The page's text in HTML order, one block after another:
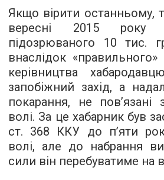
Якщо вірити останньому,
вересні 2015 року
підозрюваного 10 тис.
внаслідок «правильного»
керівництва
запобіжний захід, а
покарання, не пов’язані
волі. За це хабарник був
ст. 368 ККУ до п’яти
волі, але до набрання
сили він перебуватиме на